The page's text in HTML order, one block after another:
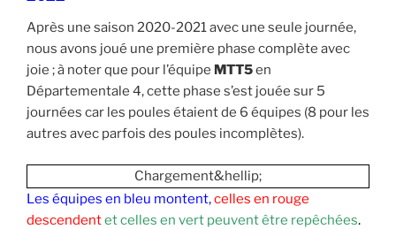
Après une saison 2020-2021 avec une seule journée,
nous avons joué une première phase complète avec
joie ; à noter que pour l’équipe MTT5en
Départementale 4, cette phase s’est jouée sur 5
journées car les poules étaient de 6 équipes (8 pour les
autres avec parfois des poules incomplètes).
Chargement&hellip;
Les équipes en bleu montent,celles en rouge
descendentet celles en vert peuvent être repêchées.